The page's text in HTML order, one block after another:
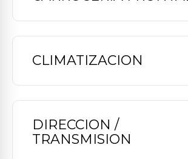
CLIMATIZACION
DIRECCION /
TRANSMISION